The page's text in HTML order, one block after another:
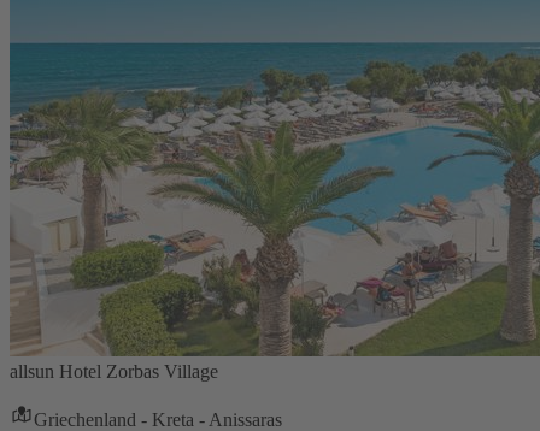
allsun Hotel Zorbas Village
Griechenland - Kreta - Anissaras